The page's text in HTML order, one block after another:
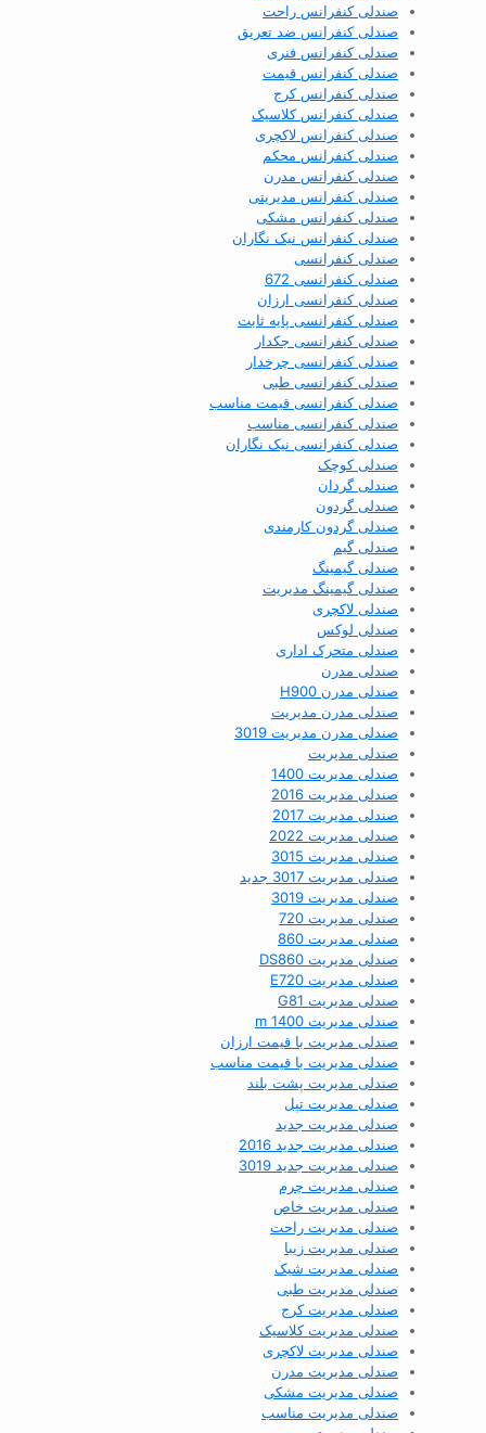
صندلی کنفرانس راحت
صندلی کنفرانس ضد تعریق
صندلی کنفرانس فنری
صندلی کنفرانس قیمت
صندلی کنفرانس کرج
صندلی کنفرانس کلاسیک
صندلی کنفرانس لاکچری
صندلی کنفرانس محکم
صندلی کنفرانس مدرن
صندلی کنفرانس مدیریتی
صندلی کنفرانس مشکی
صندلی کنفرانس نیک نگاران
صندلی کنفرانسی
صندلی کنفرانسی 672
صندلی کنفرانسی ارزان
صندلی کنفرانسی پایه ثابت
صندلی کنفرانسی جکدار
صندلی کنفرانسی چرخدار
صندلی کنفرانسی طبی
صندلی کنفرانسی قیمت مناسب
صندلی کنفرانسی مناسب
صندلی کنفرانسی نیک نگاران
صندلی کوچک
صندلی گردان
صندلی گردون
صندلی گردون کارمندی
صندلی گیم
صندلی گیمینگ
صندلی گیمینگ مدیریت
صندلی لاکچری
صندلی لوکس
صندلی متحرک اداری
صندلی مدرن
صندلی مدرن H900
صندلی مدرن مدیریت
صندلی مدرن مدیریت 3019
صندلی مدیریت
صندلی مدیریت 1400
صندلی مدیریت 2016
صندلی مدیریت 2017
صندلی مدیریت 2022
صندلی مدیریت 3015
صندلی مدیریت 3017 جدید
صندلی مدیریت 3019
صندلی مدیریت 720
صندلی مدیریت 860
صندلی مدیریت DS860
صندلی مدیریت E720
صندلی مدیریت G81
صندلی مدیریت m 1400
صندلی مدیریت با قیمت ارزان
صندلی مدیریت با قیمت مناسب
صندلی مدیریت پشت بلند
صندلی مدیریت تپل
صندلی مدیریت جدید
صندلی مدیریت جدید 2016
صندلی مدیریت جدید 3019
صندلی مدیریت چرم
صندلی مدیریت خاص
صندلی مدیریت راحت
صندلی مدیریت زیبا
صندلی مدیریت شیک
صندلی مدیریت طبی
صندلی مدیریت کرج
صندلی مدیریت کلاسیک
صندلی مدیریت لاکچری
صندلی مدیریت مدرن
صندلی مدیریت مشکی
صندلی مدیریت مناسب